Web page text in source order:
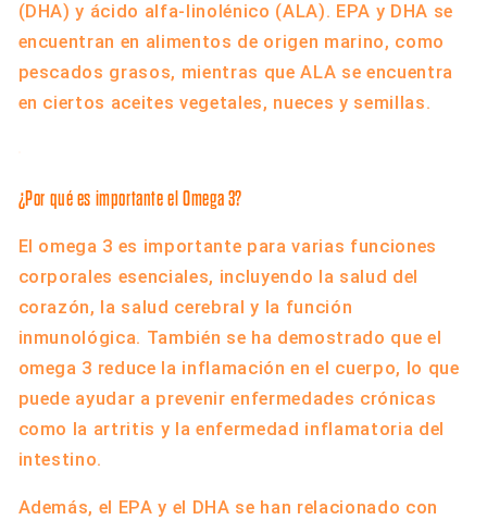
(DHA) y ácido alfa-linolénico (ALA). EPA y DHA se
encuentran en alimentos de origen marino, como
pescados grasos, mientras que ALA se encuentra
en ciertos aceites vegetales, nueces y semillas.
¿Por qué es importante el Omega 3?
El omega 3 es importante para varias funciones
corporales esenciales, incluyendo la salud del
corazón, la salud cerebral y la función
inmunológica. También se ha demostrado que el
omega 3 reduce la inflamación en el cuerpo, lo que
puede ayudar a prevenir enfermedades crónicas
como la artritis y la enfermedad inflamatoria del
intestino.
Además, el EPA y el DHA se han relacionado con